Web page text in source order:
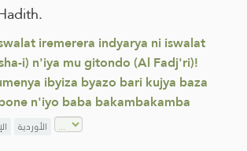
iremerera indyarya ni iswalat
i) n'iya mu gitondo (Al Fadj'ri)!
ibyiza byazo bari kujya baza
n'iyo baba bakambakamba
الأوردية